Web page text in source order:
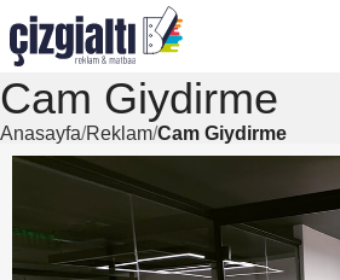
Cam Giydirme
Anasayfa Reklam Cam Giydirme